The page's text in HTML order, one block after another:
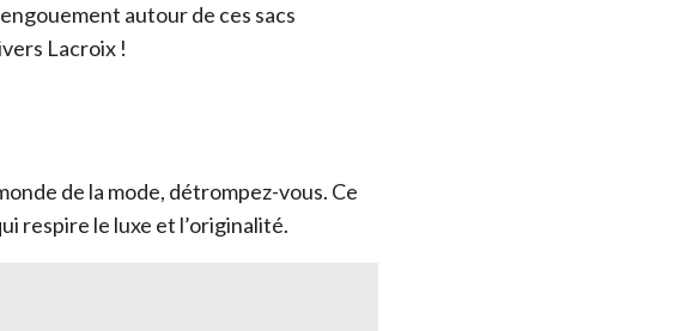
autour de ces sacs
Lacroix !
de la mode, détrompez-vous. Ce
respire le luxe et l’originalité.